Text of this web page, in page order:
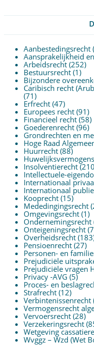
Aanbestedingsrecht
Aansprakelijkheid
Arbeidsrecht (252)
Bestuursrecht (1)
Bijzondere
Caribisch recht
(71)
Erfrecht (47)
Europees recht (91)
Financieel recht (58)
Goederenrecht (96)
Grondrechten en
Hoge Raad
Huurrecht (88)
Insolventierecht
Intellectuele-
Internationaal
Internationaal
Kooprecht (15)
Mededingingsrecht
Omgevingsrecht (1)
Ondernemingsrecht
Onteigeningsrecht
Overheidsrecht
Pensioenrecht (27)
Personen- en
Prejudiciële
Prejudiciële vragen
Privacy -AVG (5)
Proces- en
Strafrecht (12)
Verbintenissenrecht
Vermogensrecht
Vervoersrecht (28)
Verzekeringsrecht
Wetgeving
Wvggz – Wzd (Wet